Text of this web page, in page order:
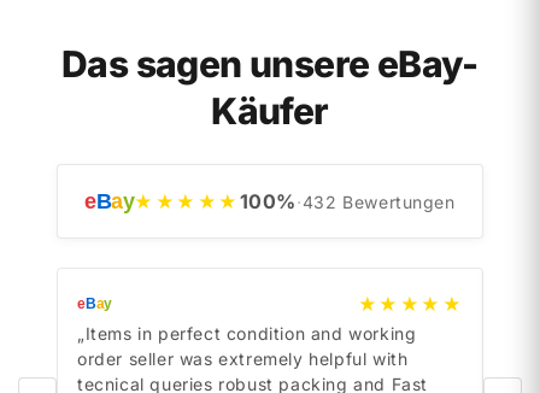
Das sagen unsere eBay-
Käufer
eBay★★★★★ 100%·432 Bewertungen
eBay ★★★★★
„Items in perfect condition and working
order seller was extremely helpful with
tecnical queries robust packing and Fast